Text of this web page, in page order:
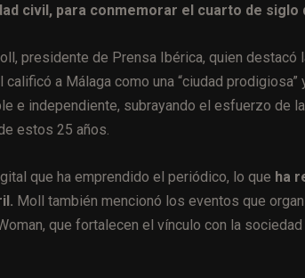
civil, para conmemorar el cuarto de siglo
presidente de Prensa Ibérica, quien destacó
a Málaga como una “ciudad
e independiente, subrayando el esfuerzo de
estos 25 años.
que ha emprendido el periódico, lo que ha
Moll también mencionó los eventos que
que fortalecen el vínculo con la sociedad